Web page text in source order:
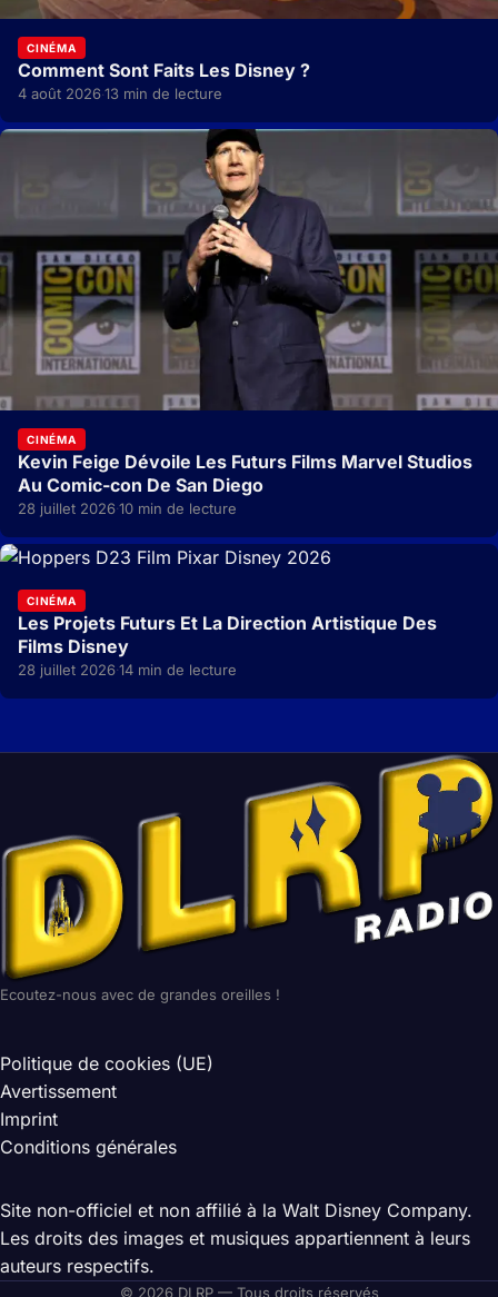
CINÉMA
Comment Sont Faits Les Disney ?
4 août 2026·13 min de lecture
CINÉMA
Kevin Feige Dévoile Les Futurs Films Marvel Studios
Au Comic-con De San Diego
28 juillet 2026·10 min de lecture
CINÉMA
Les Projets Futurs Et La Direction Artistique Des
Films Disney
28 juillet 2026·14 min de lecture
Ecoutez-nous avec de grandes oreilles !
Politique de cookies (UE)
Avertissement
Imprint
Conditions générales
Site non-officiel et non affilié à la Walt Disney Company.
Les droits des images et musiques appartiennent à leurs
auteurs respectifs.
© 2026 DLRP — Tous droits réservés